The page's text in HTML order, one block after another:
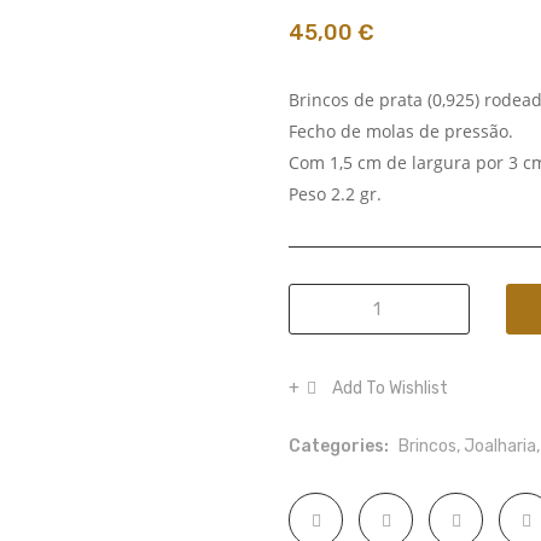
45,00 €
Brincos de prata (0,925)
Fecho de molas de pressão.
Com 1,5 cm de largura por 3
Peso 2.2 gr.
de
com
de
quantity
Add To Wishlist
Categories: Brincos, Joalharia